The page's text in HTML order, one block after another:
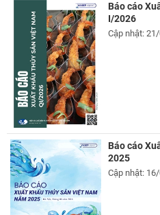
Báo cáo
I/2026
Cập nhật:
Báo cáo
2025
Cập nhật: